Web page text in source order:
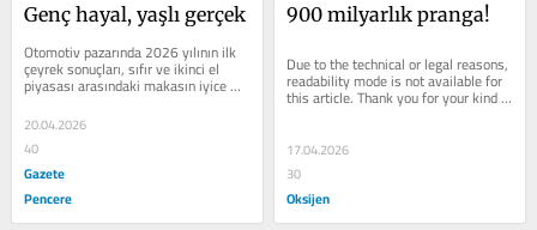
Genç hayal, yaşlı gerçek
Otomotiv pazarında 2026 yılının ilk
çeyrek sonuçları, sıfır ve ikinci el
piyasası arasındaki makasın iyice
açıldığını ortaya koydu....
20.04.2026
40
Gazete
Pencere
900 milyarlık pranga!
Due to the technical or legal reasons,
readability mode is not available for
this article. Thank you for your kind
17.04.2026
30
Oksijen